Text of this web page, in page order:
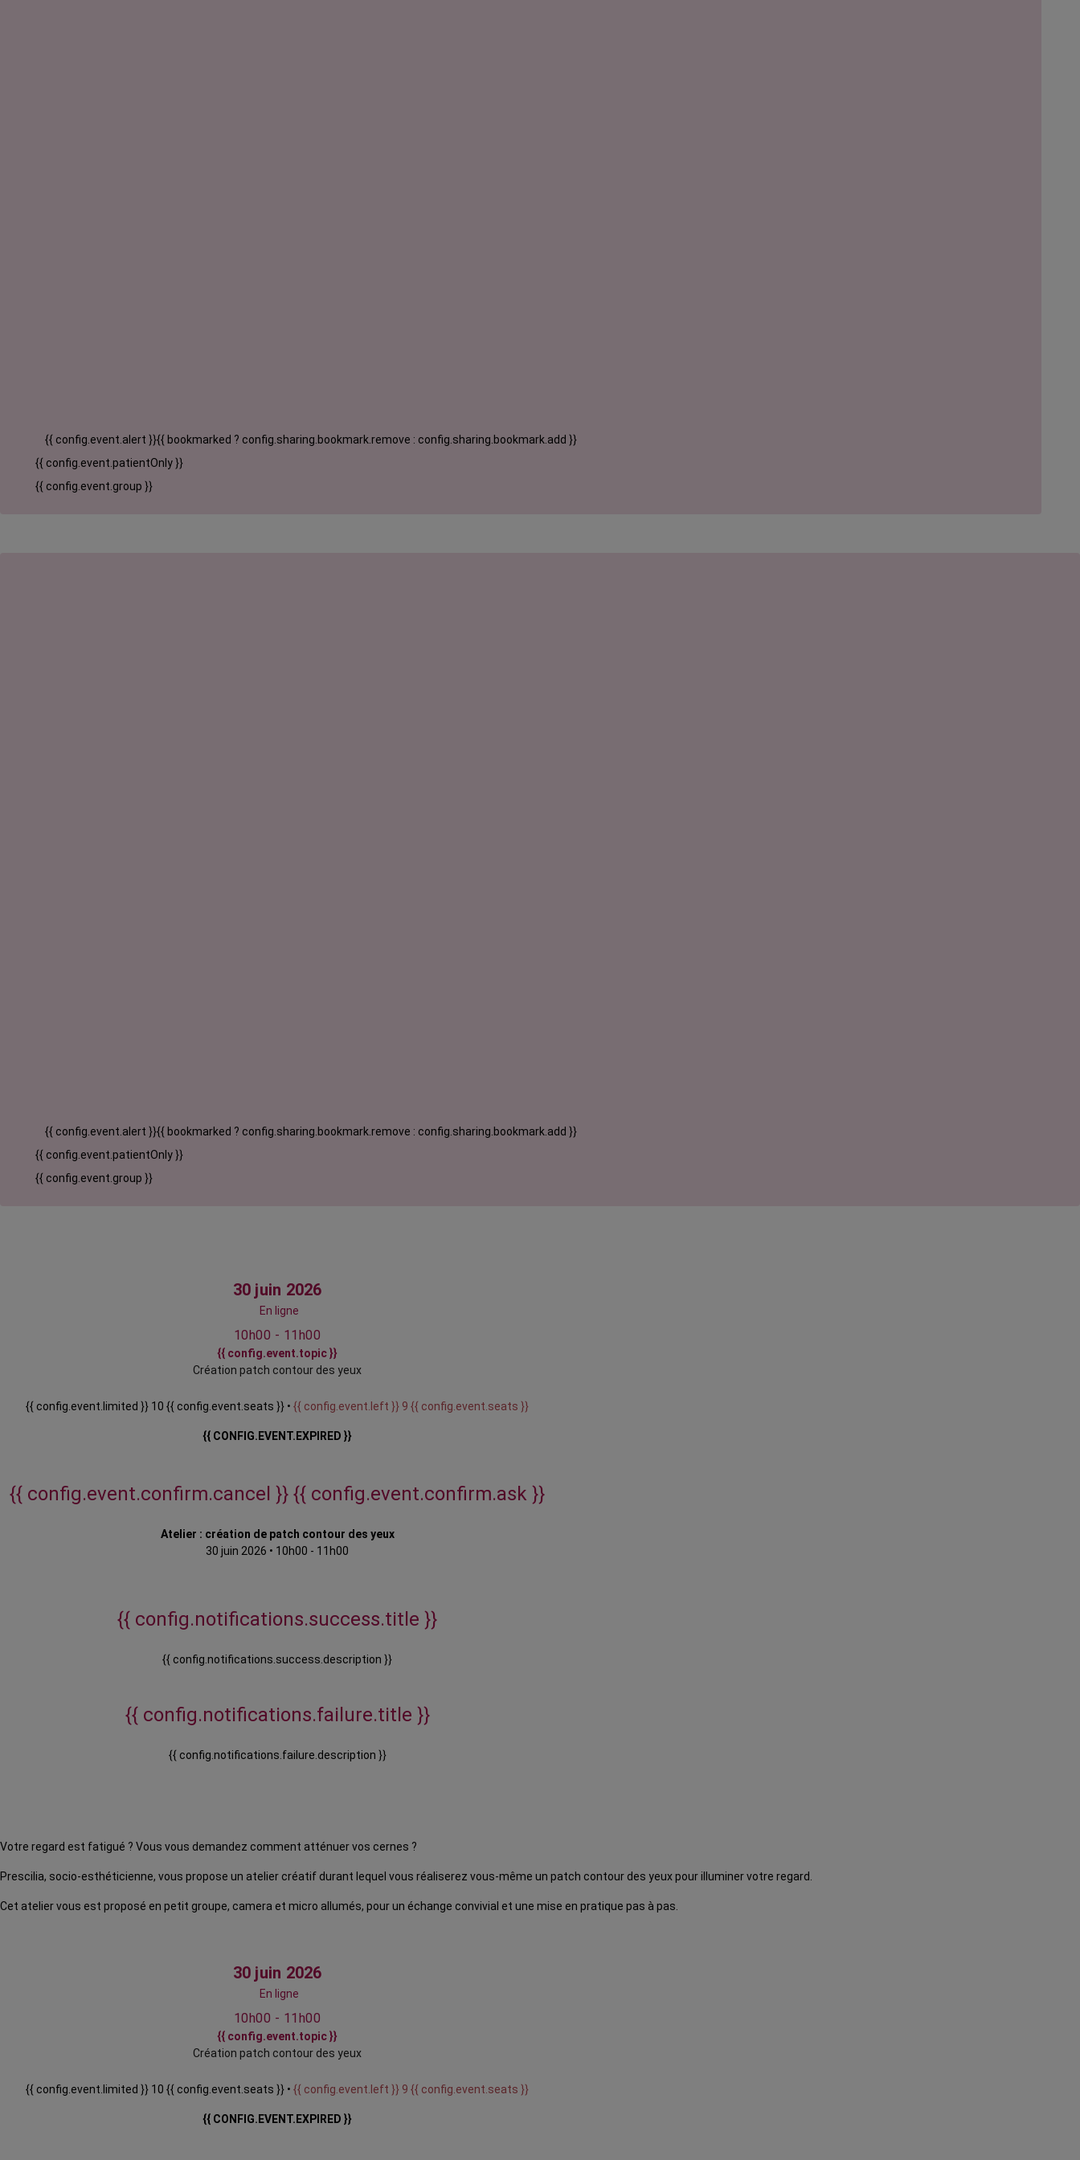
{{ config.event.alert }}{{ bookmarked ? config.sharing.bookmark.remove : config.sharing.bookmark.add }}
{{ config.event.patientOnly }}
{{ config.event.group }}
{{ config.event.alert }}{{ bookmarked ? config.sharing.bookmark.remove : config.sharing.bookmark.add }}
{{ config.event.patientOnly }}
{{ config.event.group }}
30 juin 2026
En ligne
10h00 - 11h00
{{ config.event.topic }}
Création patch contour des yeux
{{ config.event.limited }} 10 {{ config.event.seats }} • {{ config.event.left }} 9 {{ config.event.seats }}
{{ CONFIG.EVENT.EXPIRED }}
{{ config.event.confirm.cancel }} {{ config.event.confirm.ask }}
Atelier : création de patch contour des yeux
30 juin 2026 • 10h00 - 11h00
{{ config.notifications.success.title }}
{{ config.notifications.success.description }}
{{ config.notifications.failure.title }}
{{ config.notifications.failure.description }}
Votre regard est fatigué ? Vous vous demandez comment atténuer vos cernes ?
Prescilia, socio-esthéticienne, vous propose un atelier créatif durant lequel vous réaliserez vous-même un patch contour des yeux pour illuminer votre regard.
Cet atelier vous est proposé en petit groupe, camera et micro allumés, pour un échange convivial et une mise en pratique pas à pas.
30 juin 2026
En ligne
10h00 - 11h00
{{ config.event.topic }}
Création patch contour des yeux
{{ config.event.limited }} 10 {{ config.event.seats }} • {{ config.event.left }} 9 {{ config.event.seats }}
{{ CONFIG.EVENT.EXPIRED }}